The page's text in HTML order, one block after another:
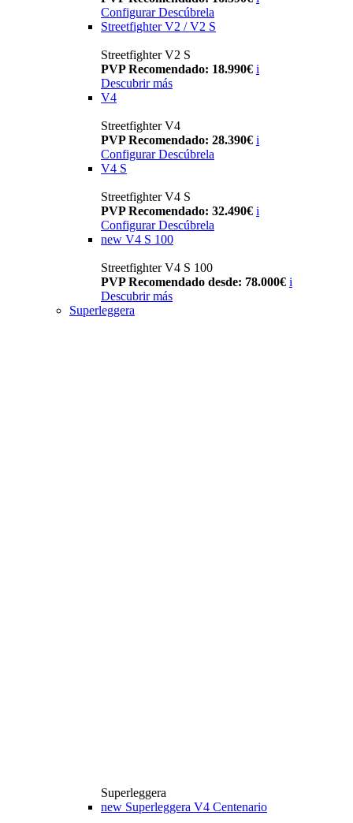
Configurar Descúbrela
Streetfighter V2 / V2 S
Streetfighter V2 S
PVP Recomendado: 18.990€ i
Descubrir más
V4
Streetfighter V4
PVP Recomendado: 28.390€ i
Configurar Descúbrela
V4 S
Streetfighter V4 S
PVP Recomendado: 32.490€ i
Configurar Descúbrela
new V4 S 100
Streetfighter V4 S 100
PVP Recomendado desde: 78.000€ i
Descubrir más
Superleggera
Superleggera
new Superleggera V4 Centenario